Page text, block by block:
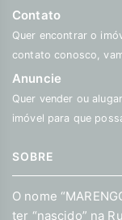
Contato
Quer encontrar o
contato conosco,
Anuncie
Quer vender ou
imóvel para que
SOBRE
O nome
ter “nascido” na